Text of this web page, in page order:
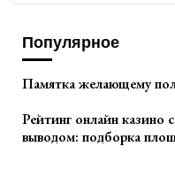
Популярное
Памятка желающему
Рейтинг онлайн казино
выводом: подборка